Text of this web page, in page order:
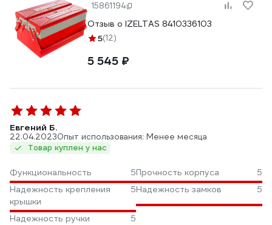
15861194
Отзыв о IZELTAS 8410336103
5(12)
5 545 ₽
Евгений Б.
22.04.2023Опыт использования: Менее месяца
Товар куплен у нас
Функциональность 5Прочность корпуса
5
Надежность крепления
крышки
5Надежность замков 5
Надежность ручки 5